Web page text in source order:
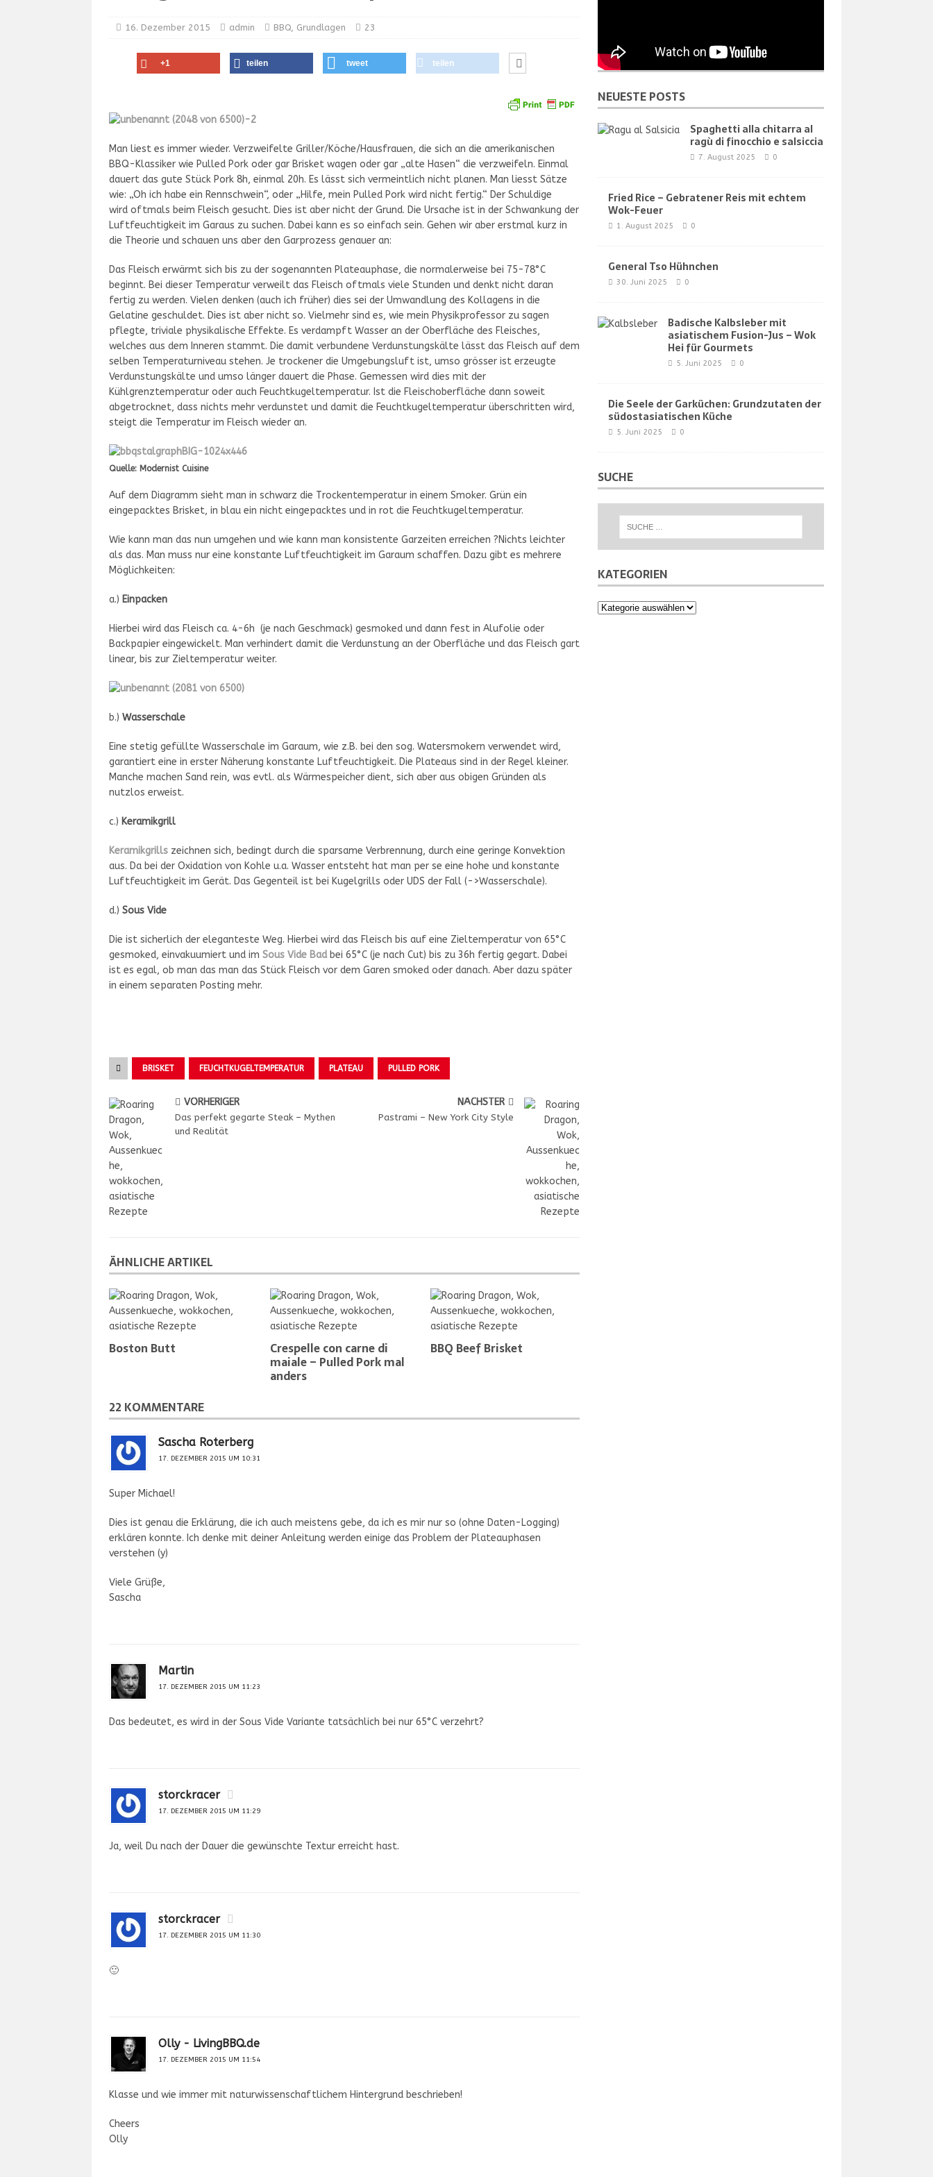
16. Dezember 2015 admin BBQ, Grundlagen 23
+1 teilen tweet teilen
Man liest es immer wieder. Verzweifelte Griller/Köche/Hausfrauen, die sich an die amerikanischen
BBQ-Klassiker wie Pulled Pork oder gar Brisket wagen oder gar „alte Hasen“ die verzweifeln. Einmal
dauert das gute Stück Pork 8h, einmal 20h. Es lässt sich vermeintlich nicht planen. Man liesst Sätze
wie: „Oh ich habe ein Rennschwein“, oder „Hilfe, mein Pulled Pork wird nicht fertig.“ Der Schuldige
wird oftmals beim Fleisch gesucht. Dies ist aber nicht der Grund. Die Ursache ist in der Schwankung der
Luftfeuchtigkeit im Garaus zu suchen. Dabei kann es so einfach sein. Gehen wir aber erstmal kurz in
die Theorie und schauen uns aber den Garprozess genauer an:
Das Fleisch erwärmt sich bis zu der sogenannten Plateauphase, die normalerweise bei 75-78°C
beginnt. Bei dieser Temperatur verweilt das Fleisch oftmals viele Stunden und denkt nicht daran
fertig zu werden. Vielen denken (auch ich früher) dies sei der Umwandlung des Kollagens in die
Gelatine geschuldet. Dies ist aber nicht so. Vielmehr sind es, wie mein Physikprofessor zu sagen
pflegte, triviale physikalische Effekte. Es verdampft Wasser an der Oberfläche des Fleisches,
welches aus dem Inneren stammt. Die damit verbundene Verdunstungskälte lässt das Fleisch auf dem
selben Temperaturniveau stehen. Je trockener die Umgebungsluft ist, umso grösser ist erzeugte
Verdunstungskälte und umso länger dauert die Phase. Gemessen wird dies mit der
Kühlgrenztemperatur oder auch Feuchtkugeltemperatur. Ist die Fleischoberfläche dann soweit
abgetrocknet, dass nichts mehr verdunstet und damit die Feuchtkugeltemperatur überschritten wird,
steigt die Temperatur im Fleisch wieder an.
Quelle: Modernist Cuisine
Auf dem Diagramm sieht man in schwarz die Trockentemperatur in einem Smoker. Grün ein
eingepacktes Brisket, in blau ein nicht eingepacktes und in rot die Feuchtkugeltemperatur.
Wie kann man das nun umgehen und wie kann man konsistente Garzeiten erreichen ?Nichts leichter
als das. Man muss nur eine konstante Luftfeuchtigkeit im Garaum schaffen. Dazu gibt es mehrere
Möglichkeiten:
a.) Einpacken
Hierbei wird das Fleisch ca. 4-6h (je nach Geschmack) gesmoked und dann fest in Alufolie oder
Backpapier eingewickelt. Man verhindert damit die Verdunstung an der Oberfläche und das Fleisch gart
linear, bis zur Zieltemperatur weiter.
b.) Wasserschale
Eine stetig gefüllte Wasserschale im Garaum, wie z.B. bei den sog. Watersmokern verwendet wird,
garantiert eine in erster Näherung konstante Luftfeuchtigkeit. Die Plateaus sind in der Regel kleiner.
Manche machen Sand rein, was evtl. als Wärmespeicher dient, sich aber aus obigen Gründen als
nutzlos erweist.
c.) Keramikgrill
Keramikgrills zeichnen sich, bedingt durch die sparsame Verbrennung, durch eine geringe Konvektion
aus. Da bei der Oxidation von Kohle u.a. Wasser entsteht hat man per se eine hohe und konstante
Luftfeuchtigkeit im Gerät. Das Gegenteil ist bei Kugelgrills oder UDS der Fall (->Wasserschale).
d.) Sous Vide
Die ist sicherlich der eleganteste Weg. Hierbei wird das Fleisch bis auf eine Zieltemperatur von 65°C
gesmoked, einvakuumiert und im Sous Vide Badbei 65°C (je nach Cut) bis zu 36h fertig gegart. Dabei
ist es egal, ob man das man das Stück Fleisch vor dem Garen smoked oder danach. Aber dazu später
in einem separaten Posting mehr.
BRISKET FEUCHTKUGELTEMPERATUR PLATEAU PULLED PORK
VORHERIGER
Das perfekt gegarte Steak – Mythen
und Realität
NÄCHSTER
Pastrami – New York City Style
ÄHNLICHE ARTIKEL
Boston Butt Crespelle con carne di
maiale – Pulled Pork mal
anders
BBQ Beef Brisket
22 KOMMENTARE
Sascha Roterberg
17. DEZEMBER 2015 UM 10:31
Super Michael!
Dies ist genau die Erklärung, die ich auch meistens gebe, da ich es mir nur so (ohne Daten-Logging)
erklären konnte. Ich denke mit deiner Anleitung werden einige das Problem der Plateauphasen
verstehen (y)
Viele Grüße,
Sascha
Martin
17. DEZEMBER 2015 UM 11:23
Das bedeutet, es wird in der Sous Vide Variante tatsächlich bei nur 65°C verzehrt?
storckracer
17. DEZEMBER 2015 UM 11:29
Ja, weil Du nach der Dauer die gewünschte Textur erreicht hast.
storckracer
17. DEZEMBER 2015 UM 11:30
🙂
Olly - LivingBBQ.de
17. DEZEMBER 2015 UM 11:54
Klasse und wie immer mit naturwissenschaftlichem Hintergrund beschrieben!
Cheers
Olly
NEUESTE POSTS
Spaghetti alla chitarra al
ragù di finocchio e salsiccia
7. August 2025 0
Fried Rice – Gebratener Reis mit echtem
Wok-Feuer
1. August 2025 0
General Tso Hühnchen
30. Juni 2025 0
Badische Kalbsleber mit
asiatischem Fusion-Jus – Wok
Hei für Gourmets
5. Juni 2025 0
Die Seele der Garküchen: Grundzutaten der
südostasiatischen Küche
5. Juni 2025 0
SUCHE
KATEGORIEN
Kategorien